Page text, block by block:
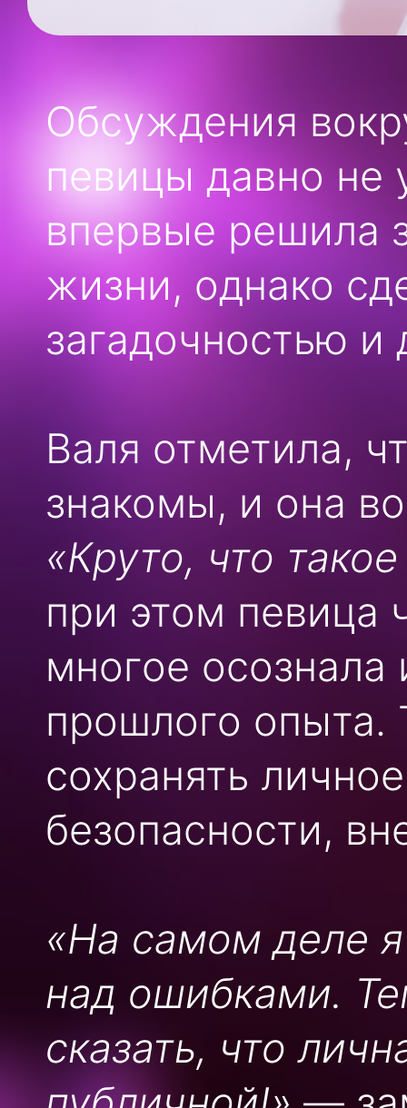
Обсуждения
певицы давно не
впервые решила
жизни, однако
загадочностью и
Валя отметила,
знакомы, и она
«Круто, что
при этом певица
многое
прошлого опыта.
сохранять
безопасности,
«На самом деле
над ошибками.
сказать, что